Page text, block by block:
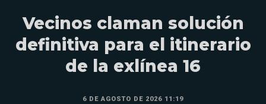
Vecinos claman solución
definitiva para el itinerario
de la exlínea 16
6 DE AGOSTO DE 2026 11:19